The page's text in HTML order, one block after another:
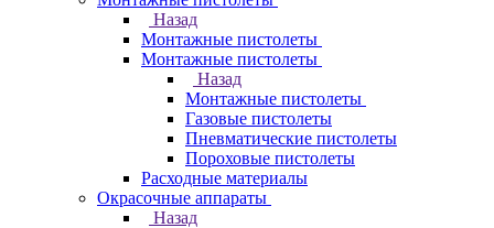
Назад
Монтажные пистолеты
Монтажные пистолеты
Назад
Монтажные пистолеты
Газовые пистолеты
Пневматические пистолеты
Пороховые пистолеты
Расходные материалы
Окрасочные аппараты
Назад